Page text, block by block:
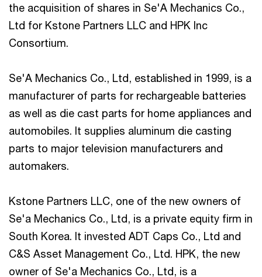
the acquisition of shares in Se'A Mechanics Co.,
Ltd for Kstone Partners LLC and HPK Inc
Consortium.
Se'A Mechanics Co., Ltd, established in 1999, is a
manufacturer of parts for rechargeable batteries
as well as die cast parts for home appliances and
automobiles. It supplies aluminum die casting
parts to major television manufacturers and
automakers.
Kstone Partners LLC, one of the new owners of
Se'a Mechanics Co., Ltd, is a private equity firm in
South Korea. It invested ADT Caps Co., Ltd and
C&S Asset Management Co., Ltd. HPK, the new
owner of Se'a Mechanics Co., Ltd, is a